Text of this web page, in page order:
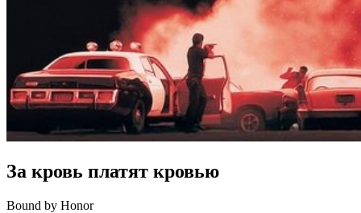
За кровь платят кровью
Bound by Honor